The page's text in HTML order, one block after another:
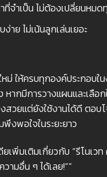
ที่จำเป็น ไม่ต้องเปลี่ยนหม
ง่าย ไม่เน้นลูกเล่นเยอะ
หม่ ให้ครบทุกองค์ประกอบ
หากมีการวางแผนและเลือ
งสวยแต่ยังใช้งานได้ดี ตอบ
งพอใจในระยะยาว
เพิ่มเติมเกี่ยวกับ “รีโนเว
ามอื่น ๆ ได้เลย!””